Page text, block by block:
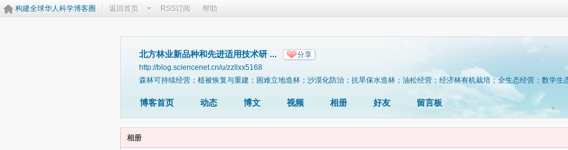
构建全球华人科学博客圈 返回首页 RSS订阅 帮助
北方林业新品种和先进适用技术研 ... 分享
http://blog.sciencenet.cn/u/zzllxx5168
森林可持续经营；植被恢复与重建；困难立地造林；沙漠化防治；抗旱保水造林；油松经营；经济林有机栽培；全生态经营；数学生
博客首页 动态 博文 视频 相册 好友 留言板
相册